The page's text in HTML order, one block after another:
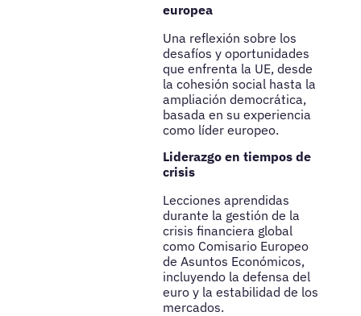
europea
Una reflexión sobre los
desafíos y oportunidades
que enfrenta la UE, desde
la cohesión social hasta la
ampliación democrática,
basada en su experiencia
como líder europeo.
Liderazgo en tiempos de
crisis
Lecciones aprendidas
durante la gestión de la
crisis financiera global
como Comisario Europeo
de Asuntos Económicos,
incluyendo la defensa del
euro y la estabilidad de los
mercados.